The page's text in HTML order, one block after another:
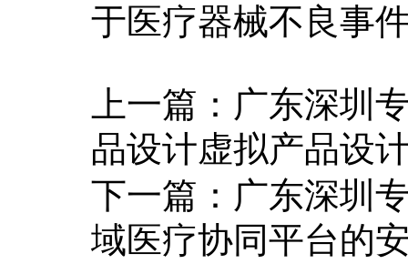
于医疗器械不良事
上一篇： 广东深圳
品设计虚拟产品设
下一篇： 广东深圳
域医疗协同平台的